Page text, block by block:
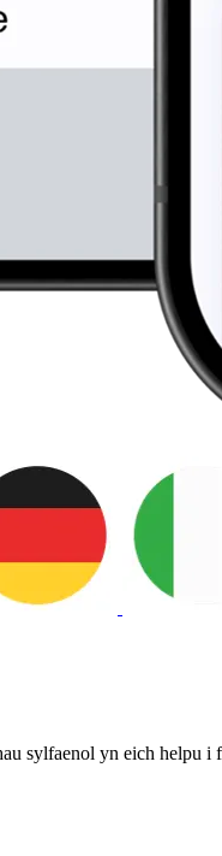
sylfaenol yn eich helpu